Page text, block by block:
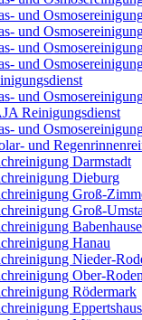
und
und
und
und
und
Reinigungsdienst
und
und
Darmstadt
Dieburg
Groß-
Groß-
Hanau
Nieder-
Ober-Roden
Rödermark